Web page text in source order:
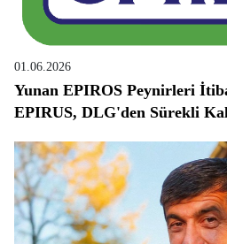
01.06.2026
Yunan EPIROS Peynirleri
EPIRUS, DLG'den Sürekli